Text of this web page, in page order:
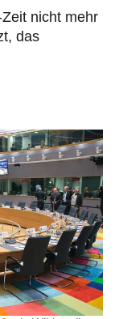
nicht mehr
das